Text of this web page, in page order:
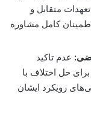
متقابل و
کامل مشاوره
عدم تاکید
حل اختلاف با
رویکرد ایشان